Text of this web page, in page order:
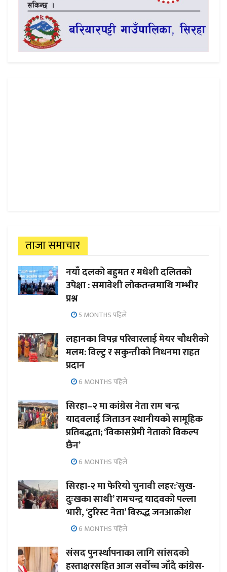
ताजा समाचार
नयाँ दलको बहुमत र मधेशी दलितको
उपेक्षा : समावेशी लोकतन्त्रमाथि गम्भीर
प्रश्न
5 MONTHS पहिले
लहानका विपन्न परिवारलाई मेयर चौधरीको
मलम: विल्टु र सकुन्तीको निधनमा राहत
प्रदान
6 MONTHS पहिले
सिरहा–२ मा कांग्रेस नेता राम चन्द्र
यादवलाई जिताउन स्थानीयको सामूहिक
प्रतिबद्धता; ‘विकासप्रेमी नेताको विकल्प
छैन’
6 MONTHS पहिले
सिरहा-२ मा फेरियो चुनावी लहर:’सुख-
दुःखका साथी’ रामचन्द्र यादवको पल्ला
भारी, ‘टुरिस्ट नेता’ विरुद्ध जनआक्रोश
6 MONTHS पहिले
संसद पुनर्स्थापनाका लागि सांसदको
हस्ताक्षरसहित आज सर्वोच्च जाँदै कांग्रेस-